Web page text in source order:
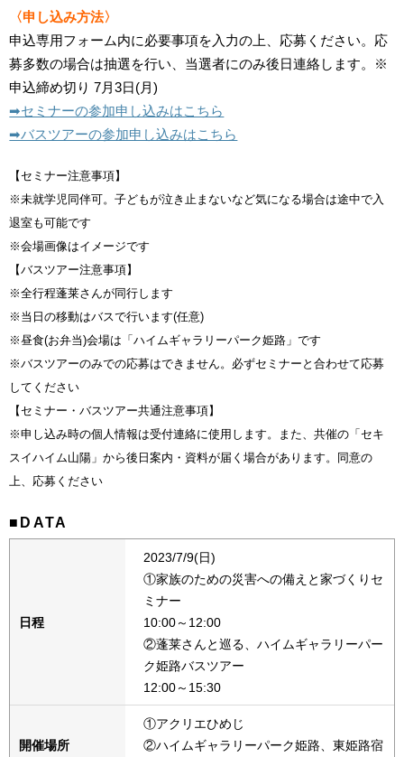
〈申し込み方法〉
申込専用フォーム内に必要事項を入力の上、応募ください。応
募多数の場合は抽選を行い、当選者にのみ後日連絡します。※
申込締め切り 7月3日(月)
➡︎セミナーの参加申し込みはこちら
➡︎バスツアーの参加申し込みはこちら
【セミナー注意事項】
※未就学児同伴可。子どもが泣き止まないなど気になる場合は途中で入
退室も可能です
※会場画像はイメージです
【バスツアー注意事項】
※全行程蓬莱さんが同行します
※当日の移動はバスで行います(任意)
※昼食(お弁当)会場は「ハイムギャラリーパーク姫路」です
※バスツアーのみでの応募はできません。必ずセミナーと合わせて応募
してください
【セミナー・バスツアー共通注意事項】
※申し込み時の個人情報は受付連絡に使用します。また、共催の「セキ
スイハイム山陽」から後日案内・資料が届く場合があります。同意の
上、応募ください
■DATA
日程
2023/7/9(日)
①家族のための災害への備えと家づくりセ
ミナー
10:00～12:00
②蓬莱さんと巡る、ハイムギャラリーパー
ク姫路バスツアー
12:00～15:30
開催場所
①アクリエひめじ
②ハイムギャラリーパーク姫路、東姫路宿